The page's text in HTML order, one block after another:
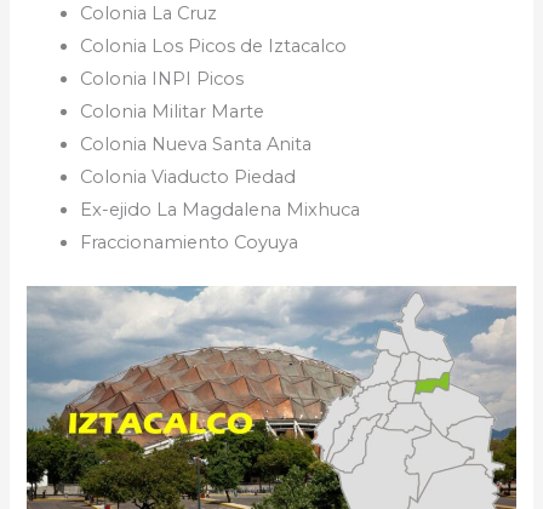
Colonia La Cruz
Colonia Los Picos de Iztacalco
Colonia INPI Picos
Colonia Militar Marte
Colonia Nueva Santa Anita
Colonia Viaducto Piedad
Ex-ejido La Magdalena Mixhuca
Fraccionamiento Coyuya